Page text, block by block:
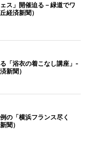
ス」開催迫る－緑道でワ
経済新聞）
「浴衣の着こなし講座」-
新聞）
の「横浜フランス尽く
聞）